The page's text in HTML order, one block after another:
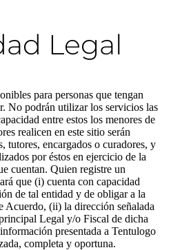
Legal
para personas que tengan
No podrán utilizar los servicios las
entre estos los menores de
realicen en este sitio serán
tutores, encargados o curadores, y
por éstos en ejercicio de la
cuentan. Quien registre un
que (i) cuenta con capacidad
de tal entidad y de obligar a la
Acuerdo, (ii) la dirección señalada
Legal y/o Fiscal de dicha
presentada a Tentulogo
completa y oportuna.